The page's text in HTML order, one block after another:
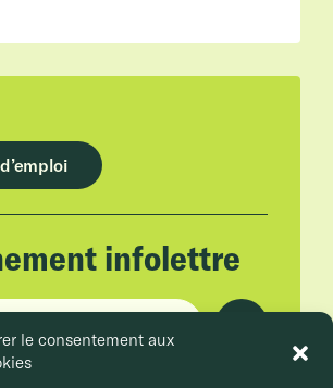
le consentement aux
infolettre